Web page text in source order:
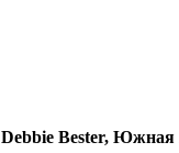
Bester,